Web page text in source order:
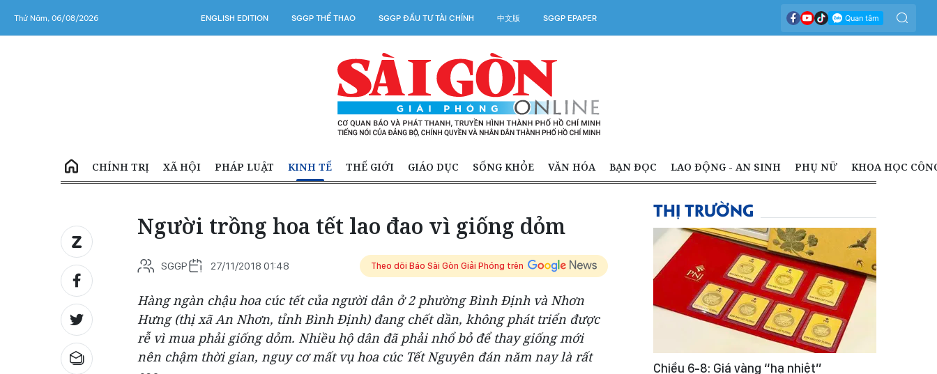
Thứ Năm, 06/08/2026 ENGLISH EDITION SGGP THỂ THAO SGGP ĐẦU TƯ TÀI CHÍNH 中文版 SGGP EPAPER
CHÍNH TRỊ XÃ HỘI PHÁP LUẬT KINH TẾ THẾ GIỚI GIÁO DỤC SỐNG KHỎE VĂN HÓA BẠN ĐỌC LAO ĐỘNG - AN SINH PHỤ NỮ KHOA HỌC
Người trồng hoa tết lao đao vì giống dỏm
SGGP 27/11/2018 01:48 Theo dõi Báo Sài Gòn Giải Phóng trên
Hàng ngàn chậu hoa cúc tết của người dân ở 2 phường Bình Định và Nhơn
Hưng (thị xã An Nhơn, tỉnh Bình Định) đang chết dần, không phát triển được
rễ vì mua phải giống dỏm. Nhiều hộ dân đã phải nhổ bỏ để thay giống mới
nên chậm thời gian, nguy cơ mất vụ hoa cúc Tết Nguyên đán năm nay là rất
THỊ TRƯỜNG
Chiều 6-8: Giá vàng “hạ nhiệt”